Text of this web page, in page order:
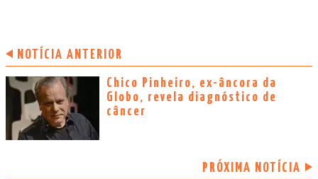
NOTÍCIA ANTERIOR
Chico Pinheiro, ex-âncora da
Globo, revela diagnóstico de
câncer
PRÓXIMA NOTÍCIA